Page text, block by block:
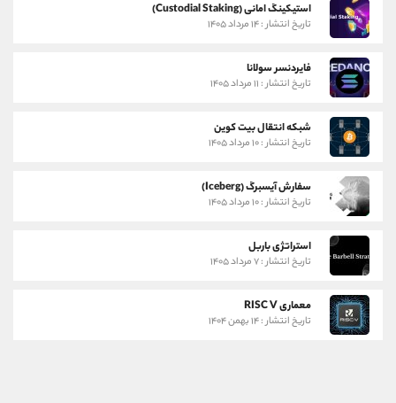
استیکینگ امانی (Custodial Staking)
تاریخ انتشار : ۱۴ مرداد ۱۴۰۵
فایردنسر سولانا
تاریخ انتشار : ۱۱ مرداد ۱۴۰۵
شبکه انتقال بیت کوین
تاریخ انتشار : ۱۰ مرداد ۱۴۰۵
سفارش آیسبرگ (Iceberg)
تاریخ انتشار : ۱۰ مرداد ۱۴۰۵
استراتژی باربل
تاریخ انتشار : ۷ مرداد ۱۴۰۵
معماری RISC V
تاریخ انتشار : ۱۴ بهمن ۱۴۰۴